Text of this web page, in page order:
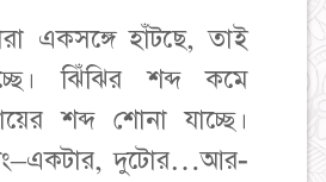
একসঙ্গে হাঁটছে, তাই
ঝিঁঝির শব্দ কমে
শব্দ শোনা যাচ্ছে।
দুটোর…আর-